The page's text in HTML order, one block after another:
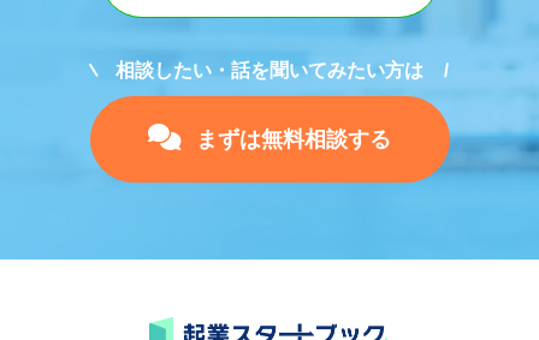
相談したい・話を聞いてみたい方は
まずは無料相談する